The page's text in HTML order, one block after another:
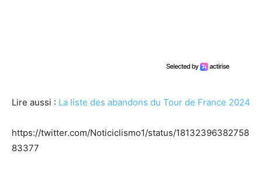
Lire aussi : La liste des abandons du Tour de France 2024
https://twitter.com/Noticiclismo1/status/18132396382758
83377